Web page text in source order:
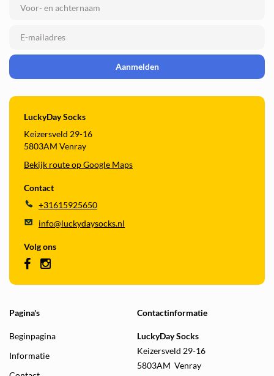
Aanmelden
LuckyDay Socks
Keizersveld 29-16
5803AM Venray
Bekijk route op Google Maps
Contact
+31615925650
info@luckydaysocks.nl
Volg ons
Pagina's
Beginpagina
Informatie
Contactinformatie
LuckyDay Socks
Keizersveld 29-16
5803AM Venray